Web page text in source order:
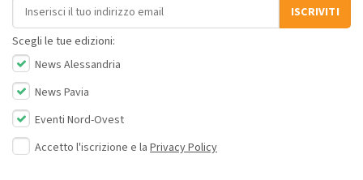
Indirizzo email
ISCRIVITI
Scegli le tue edizioni:
News Alessandria
News Pavia
Eventi Nord-Ovest
Accetto l'iscrizione e la Privacy Policy